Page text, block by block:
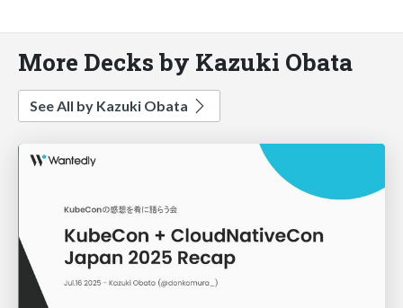
More Decks by Kazuki Obata
See All by Kazuki Obata